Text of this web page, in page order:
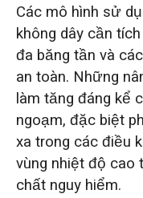
Các mô hình sử
không dây cần
đa băng tần và
an toàn. Những
làm tăng đáng kể
ngoạm, đặc biệt
xa trong các điều
vùng nhiệt độ cao
chất nguy hiểm.